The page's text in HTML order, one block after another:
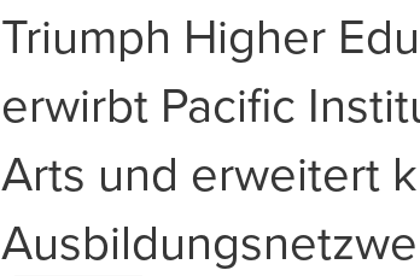
Triumph Higher
erwirbt Pacific
Arts und erweitert